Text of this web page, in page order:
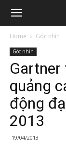
Appota
News
Home Góc nhìn
Góc nhìn
Gartner
quảng
động
2013
19/04/2013